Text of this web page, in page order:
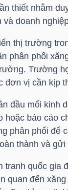
thiết nhằm
doanh
thị trường
phân phối
Trường
đơn vị cần kịp
đầu mối kinh
hoặc báo cáo
phân phối để
thành và
tranh quốc gia
quan đến